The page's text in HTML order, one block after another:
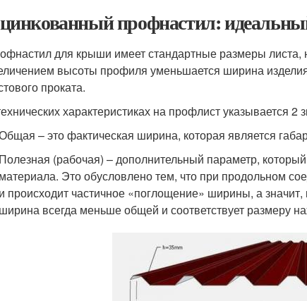
профнастил:
для крыши имеет стандартные размеры листа,
высоты профиля уменьшается ширина
проката.
характеристиках на профлист указывается
– это фактическая ширина, которая является
Полезная (рабочая) – дополнительный параметр,
материала. Это обусловлено тем, что при продольном
и происходит частичное «поглощение» ширины, а
ширина всегда меньше общей и соответствует размеру